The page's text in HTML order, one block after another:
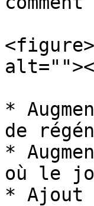
*
de
*
où le
* Ajout